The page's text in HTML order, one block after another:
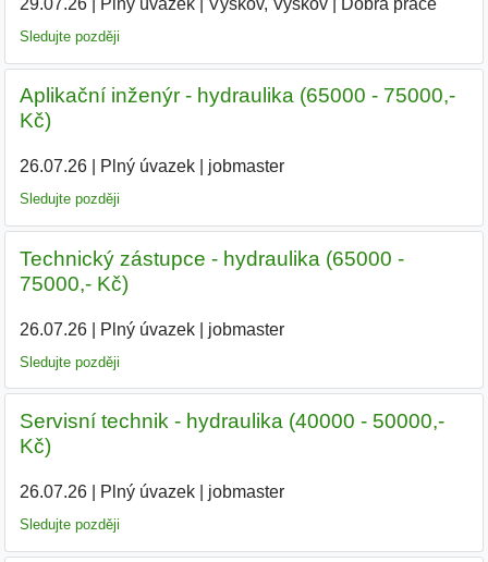
Sledujte později
Aplikační inženýr - hydraulika (65000 - 75000,-
Kč)
26.07.26| Plný úvazek| jobmaster
Sledujte později
Technický zástupce - hydraulika (65000 -
75000,- Kč)
26.07.26| Plný úvazek| jobmaster
Sledujte později
Servisní technik - hydraulika (40000 - 50000,-
Kč)
26.07.26| Plný úvazek| jobmaster
Sledujte později